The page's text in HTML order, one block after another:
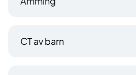
CT av barn